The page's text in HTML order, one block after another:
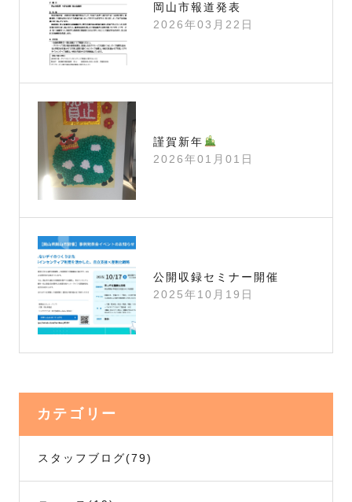
岡山市報道発表
2026年03月22日
謹賀新年
2026年01月01日
公開収録セミナー開催
2025年10月19日
カテゴリー
スタッフブログ(79)